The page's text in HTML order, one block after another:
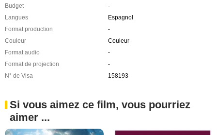
Budget
-
Langues
Espagnol
Format production
-
Couleur
Couleur
Format audio
-
Format de projection
-
N° de Visa
158193
Si vous aimez ce film, vous pourriez
aimer ...